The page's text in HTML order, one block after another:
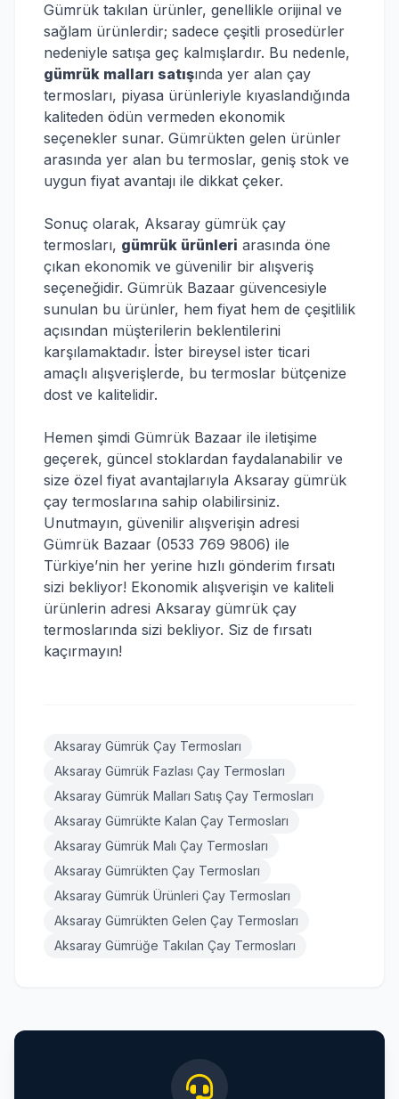
Gümrük takılan ürünler, genellikle orijinal ve
sağlam ürünlerdir; sadece çeşitli prosedürler
nedeniyle satışa geç kalmışlardır. Bu nedenle,
gümrük malları satışında yer alan çay
termosları, piyasa ürünleriyle kıyaslandığında
kaliteden ödün vermeden ekonomik
seçenekler sunar. Gümrükten gelen ürünler
arasında yer alan bu termoslar, geniş stok ve
uygun fiyat avantajı ile dikkat çeker.
Sonuç olarak, Aksaray gümrük çay
termosları, gümrük ürünleri arasında öne
çıkan ekonomik ve güvenilir bir alışveriş
seçeneğidir. Gümrük Bazaar güvencesiyle
sunulan bu ürünler, hem fiyat hem de çeşitlilik
açısından müşterilerin beklentilerini
karşılamaktadır. İster bireysel ister ticari
amaçlı alışverişlerde, bu termoslar bütçenize
dost ve kalitelidir.
Hemen şimdi Gümrük Bazaar ile iletişime
geçerek, güncel stoklardan faydalanabilir ve
size özel fiyat avantajlarıyla Aksaray gümrük
çay termoslarına sahip olabilirsiniz.
Unutmayın, güvenilir alışverişin adresi
Gümrük Bazaar (0533 769 9806) ile
Türkiye’nin her yerine hızlı gönderim fırsatı
sizi bekliyor! Ekonomik alışverişin ve kaliteli
ürünlerin adresi Aksaray gümrük çay
termoslarında sizi bekliyor. Siz de fırsatı
kaçırmayın!
Aksaray Gümrük Çay Termosları
Aksaray Gümrük Fazlası Çay Termosları
Aksaray Gümrük Malları Satış Çay Termosları
Aksaray Gümrükte Kalan Çay Termosları
Aksaray Gümrük Malı Çay Termosları
Aksaray Gümrükten Çay Termosları
Aksaray Gümrük Ürünleri Çay Termosları
Aksaray Gümrükten Gelen Çay Termosları
Aksaray Gümrüğe Takılan Çay Termosları